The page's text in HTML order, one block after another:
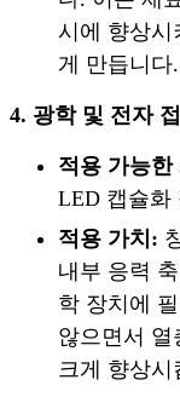
시에 향상시
게 만듭니다.
4. 광학 및 전자
적용 가능한
LED 캡슐화
적용 가치:
내부 응력
학 장치에
않으면서 열
크게 향상시